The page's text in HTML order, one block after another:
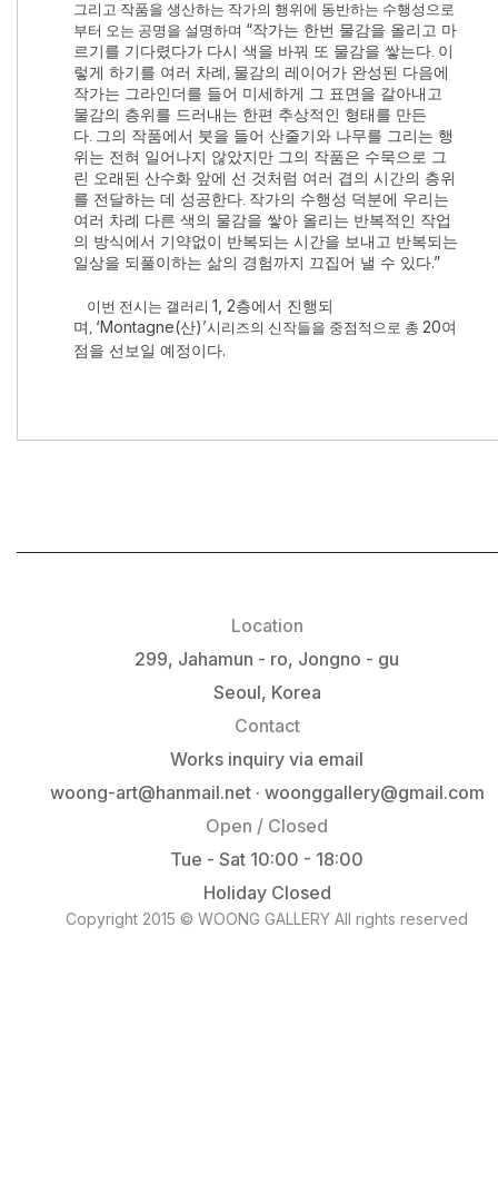
그리고 작품을 생산하는 작가의 행위에 동반하는 수행성으로
부터 오는 공명을 설명하며 “작가는 한번 물감을 올리고 마
르기를 기다렸다가 다시 색을 바꿔 또 물감을 쌓는다. 이
렇게 하기를 여러 차례, 물감의 레이어가 완성된 다음에
작가는 그라인더를 들어 미세하게 그 표면을 갈아내고
물감의 층위를 드러내는 한편 추상적인 형태를 만든
다. 그의 작품에서 붓을 들어 산줄기와 나무를 그리는 행
위는 전혀 일어나지 않았지만 그의 작품은 수묵으로 그
린 오래된 산수화 앞에 선 것처럼 여러 겹의 시간의 층위
를 전달하는 데 성공한다. 작가의 수행성 덕분에 우리는
여러 차례 다른 색의 물감을 쌓아 올리는 반복적인 작업
의 방식에서 기약없이 반복되는 시간을 보내고 반복되는
일상을 되풀이하는 삶의 경험까지 끄집어 낼 수 있다.”
이번 전시는 갤러리 1, 2층에서 진행되
며, ‘Montagne(산)’시리즈의 신작들을 중점적으로 총 20여
점을 선보일 예정이다.
Location
299, Jahamun - ro, Jongno - gu
Seoul, Korea
Contact
Works inquiry via email
woong-art@hanmail.net · woonggallery@gmail.com
Open / Closed
Tue - Sat 10:00 - 18:00
Holiday Closed
Copyright 2015 © WOONG GALLERY All rights reserved